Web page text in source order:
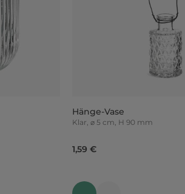
Hänge-Vase
Klar, ⌀ 5 cm, H 90 mm
1,59 €